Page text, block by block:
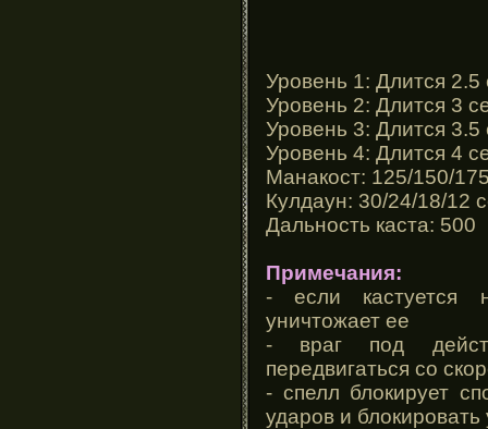
Уровень 1: Длится 2.5
Уровень 2: Длится 3
Уровень 3: Длится 3.5
Уровень 4: Длится 4
Манакост: 125/150/
Кулдаун: 30/24/18/12
Дальность каста: 500
Примечания:
- если кастуется
уничтожает ее
- враг под
передвигаться со
- спелл блокирует
ударов и блокировать